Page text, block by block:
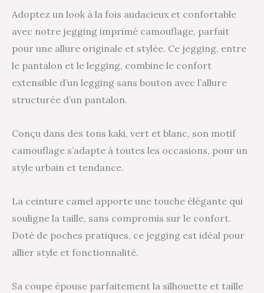
Adoptez un look à la fois audacieux et confortable
avec notre jegging imprimé camouflage, parfait
pour une allure originale et stylée. Ce jegging, entre
le pantalon et le legging, combine le confort
extensible d’un legging sans bouton avec l’allure
structurée d’un pantalon.
Conçu dans des tons kaki, vert et blanc, son motif
camouflage s’adapte à toutes les occasions, pour un
style urbain et tendance.
La ceinture camel apporte une touche élégante qui
souligne la taille, sans compromis sur le confort.
Doté de poches pratiques, ce jegging est idéal pour
allier style et fonctionnalité.
Sa coupe épouse parfaitement la silhouette et taille